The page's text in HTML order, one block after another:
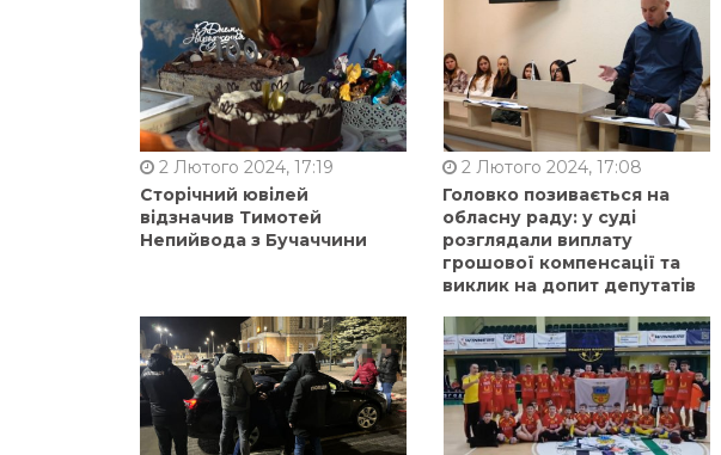
2 Лютого 2024, 17:19
Сторічний ювілей
відзначив Тимотей
Непийвода з Бучаччини
2 Лютого 2024, 17:08
Головко позивається на
обласну раду: у суді
розглядали виплату
грошової компенсації та
виклик на допит депутатів